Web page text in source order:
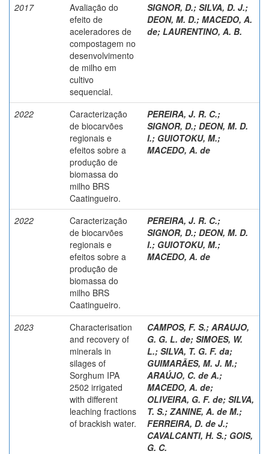
2017
Avaliação do
efeito de
aceleradores de
compostagem no
desenvolvimento
de milho em
cultivo
sequencial.
SIGNOR, D.; SILVA, D. J.;
DEON, M. D.; MACEDO, A.
de; LAURENTINO, A. B.
2022
Caracterização
de biocarvões
regionais e
efeitos sobre a
produção de
biomassa do
milho BRS
Caatingueiro.
PEREIRA, J. R. C.;
SIGNOR, D.; DEON, M. D.
I.; GUIOTOKU, M.;
MACEDO, A. de
2022
Caracterização
de biocarvões
regionais e
efeitos sobre a
produção de
biomassa do
milho BRS
Caatingueiro.
PEREIRA, J. R. C.;
SIGNOR, D.; DEON, M. D.
I.; GUIOTOKU, M.;
MACEDO, A. de
2023
Characterisation
and recovery of
minerals in
silages of
Sorghum IPA
2502 irrigated
with different
leaching fractions
of brackish water.
CAMPOS, F. S.; ARAUJO,
G. G. L. de; SIMOES, W.
L.; SILVA, T. G. F. da;
GUIMARÃES, M. J. M.;
ARAÚJO, C. de A.;
MACEDO, A. de;
OLIVEIRA, G. F. de; SILVA,
T. S.; ZANINE, A. de M.;
FERREIRA, D. de J.;
CAVALCANTI, H. S.; GOIS,
G. C.